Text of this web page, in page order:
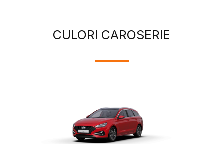
CULORI CAROSERIE